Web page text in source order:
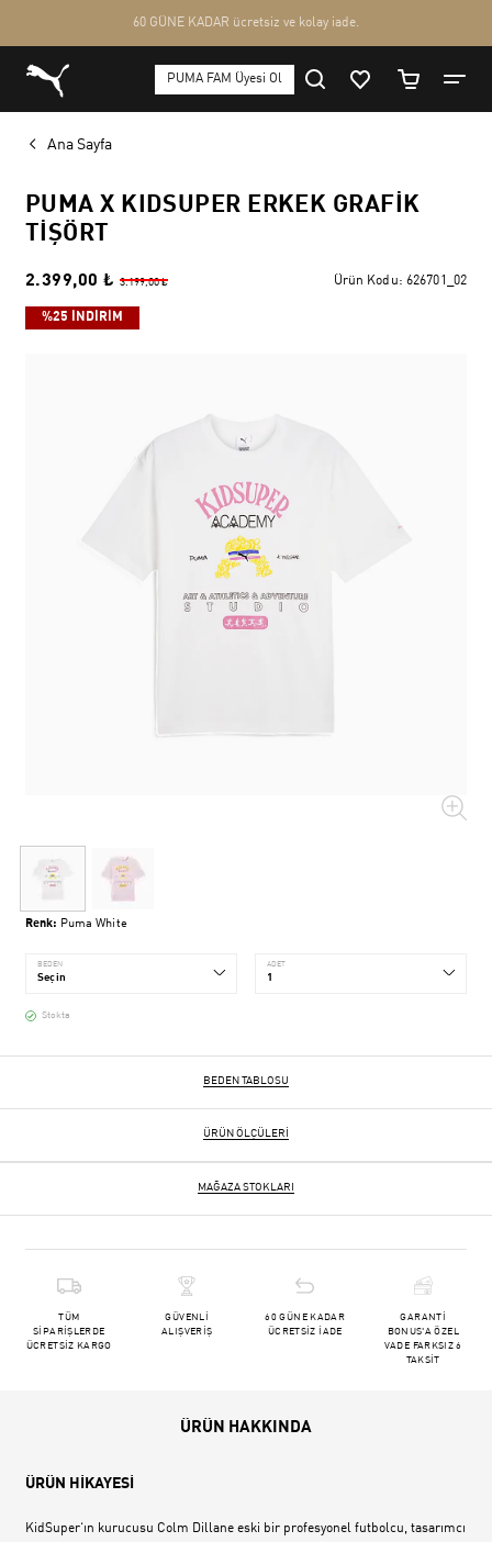
Ana Sayfa
PUMA X KIDSUPER ERKEK GRAFIK
TIŞÖRT
2.399,00 ₺ 3.199,00 ₺ Ürün Kodu: 626701_02
%25 İNDİRİM
Renk: Puma White
BEDEN ADET
Stokta
BEDEN TABLOSU
ÜRÜN ÖLÇÜLERI
MAĞAZA STOKLARI
TÜM
SİPARİŞLERDE
ÜCRETSİZ KARGO
GÜVENLİ
ALIŞVERİŞ
60 GÜNE KADAR
ÜCRETSİZ İADE
GARANTİ
BONUS'A ÖZEL
VADE FARKSIZ 6
TAKSİT
ÜRÜN HAKKINDA
ÜRÜN HİKAYESİ
KidSuper‘ın kurucusu Colm Dillane eski bir profesyonel futbolcu, tasarımcı